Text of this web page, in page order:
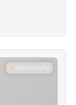
DIVULGAÇÃO